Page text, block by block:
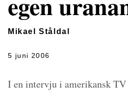
Mikael Ståldal
5 juni 2006
I en intervju i amerikansk